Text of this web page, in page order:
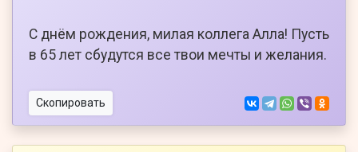
С днём рождения, милая коллега Алла! Пусть
в 65 лет сбудутся все твои мечты и желания.
Скопировать